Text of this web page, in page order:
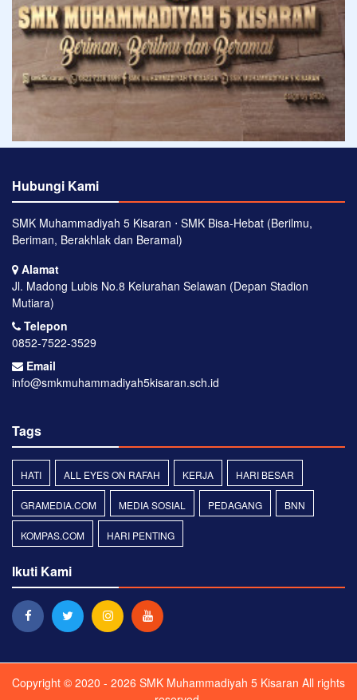
Hubungi Kami
SMK Muhammadiyah 5 Kisaran ⋅ SMK Bisa-Hebat (Berilmu,
Beriman, Berakhlak dan Beramal)
Alamat
Jl. Madong Lubis No.8 Kelurahan Selawan (Depan Stadion
Mutiara)
Telepon
0852-7522-3529
Email
info@smkmuhammadiyah5kisaran.sch.id
Tags
HATI ALL EYES ON RAFAH KERJA HARI BESAR
GRAMEDIA.COM MEDIA SOSIAL PEDAGANG BNN
KOMPAS.COM HARI PENTING
Ikuti Kami
Copyright © 2020 - 2026 SMK Muhammadiyah 5 Kisaran All rights